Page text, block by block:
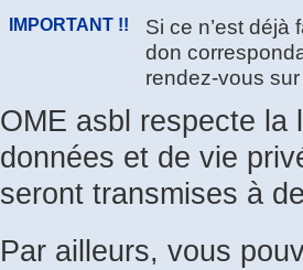
IMPORTANT !!
Si ce n’est déjà
don
rendez-vous
OME asbl respecte la
données et de vie
seront transmises à
Par ailleurs, vous